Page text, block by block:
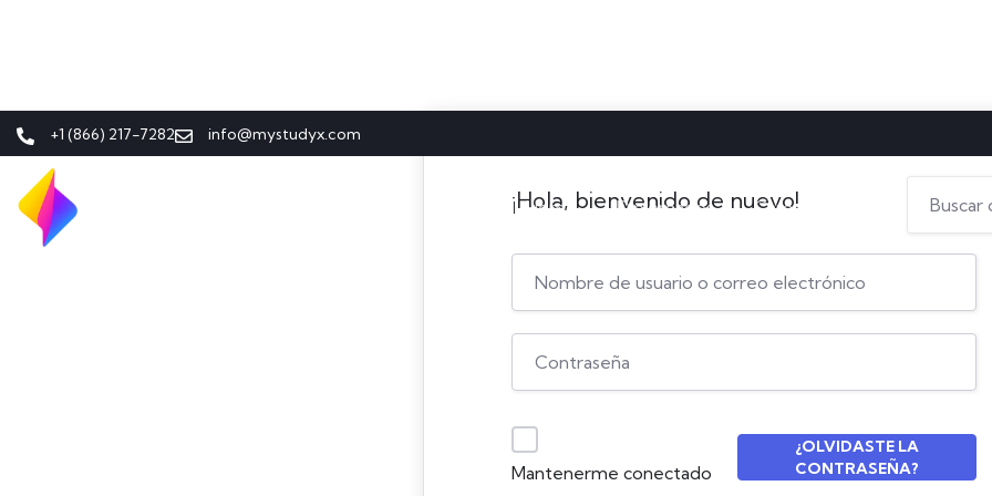
+1 (866) 217-7282 info@mystudyx.com
Home Diplomados Campus Virtual
¡Hola, bienvenido de nuevo!
Mantenerme conectado
¿OLVIDASTE LA
CONTRASEÑA?